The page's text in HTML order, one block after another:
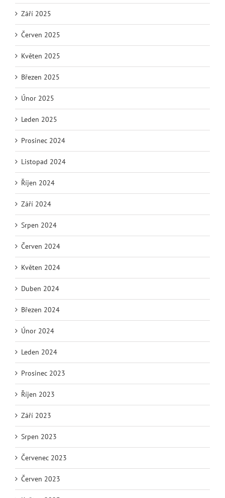
Září 2025
Červen 2025
Květen 2025
Březen 2025
Únor 2025
Leden 2025
Prosinec 2024
Listopad 2024
Říjen 2024
Září 2024
Srpen 2024
Červen 2024
Květen 2024
Duben 2024
Březen 2024
Únor 2024
Leden 2024
Prosinec 2023
Říjen 2023
Září 2023
Srpen 2023
Červenec 2023
Červen 2023